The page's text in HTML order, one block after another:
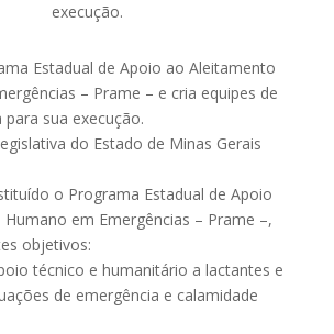
execução.
Estadual de Apoio ao Aleitamento
– Prame – e cria equipes de
sua execução.
do Estado de Minas Gerais
o Programa Estadual de Apoio
em Emergências – Prame –,
objetivos:
técnico e humanitário a lactantes e
de emergência e calamidade